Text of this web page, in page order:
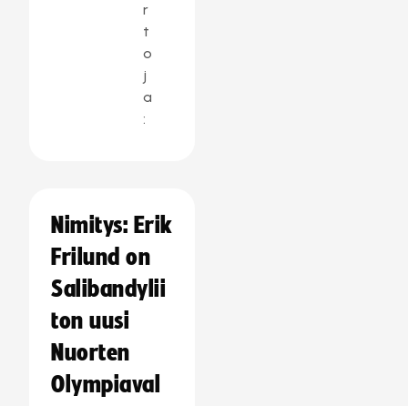
r
t
o
j
a
:
Nimitys: Erik
Frilund on
Salibandylii
ton uusi
Nuorten
Olympiaval